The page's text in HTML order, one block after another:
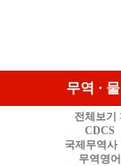
무역 ·
전체보기
CDCS
국제무역사
무역영어